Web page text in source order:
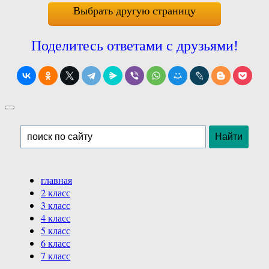
Выбрать другую страницу
Поделитесь ответами с друзьями!
главная
2 класс
3 класс
4 класс
5 класс
6 класс
7 класс